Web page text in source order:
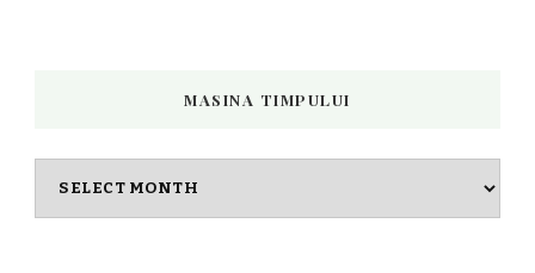
MASINA TIMPULUI